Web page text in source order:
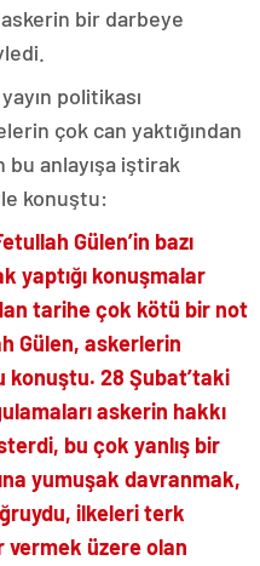
bir darbeye
politikası
çok can yaktığından
bu anlayışa iştirak
konuştu:
Gülen’in bazı
yaptığı konuşmalar
tarihe çok kötü bir not
Gülen, askerlerin
konuştu. 28 Şubat’taki
askerin hakkı
bu çok yanlış bir
yumuşak davranmak,
ilkeleri terk
üzere olan